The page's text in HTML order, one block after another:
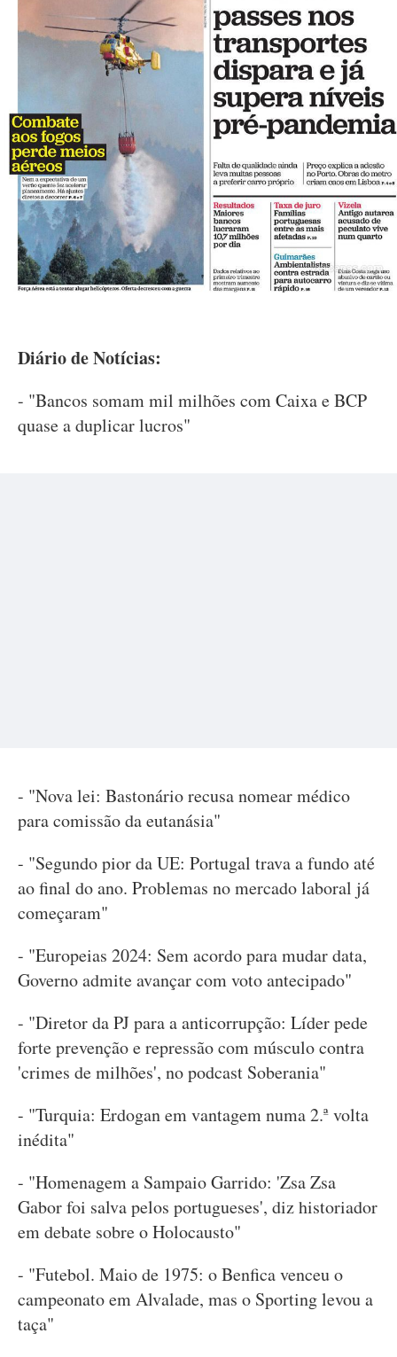
Diário de Notícias:
- "Bancos somam mil milhões com Caixa e BCP
quase a duplicar lucros"
- "Nova lei: Bastonário recusa nomear médico
para comissão da eutanásia"
- "Segundo pior da UE: Portugal trava a fundo até
ao final do ano. Problemas no mercado laboral já
começaram"
- "Europeias 2024: Sem acordo para mudar data,
Governo admite avançar com voto antecipado"
- "Diretor da PJ para a anticorrupção: Líder pede
forte prevenção e repressão com músculo contra
'crimes de milhões', no podcast Soberania"
- "Turquia: Erdogan em vantagem numa 2.ª volta
inédita"
- "Homenagem a Sampaio Garrido: 'Zsa Zsa
Gabor foi salva pelos portugueses', diz historiador
em debate sobre o Holocausto"
- "Futebol. Maio de 1975: o Benfica venceu o
campeonato em Alvalade, mas o Sporting levou a
taça"